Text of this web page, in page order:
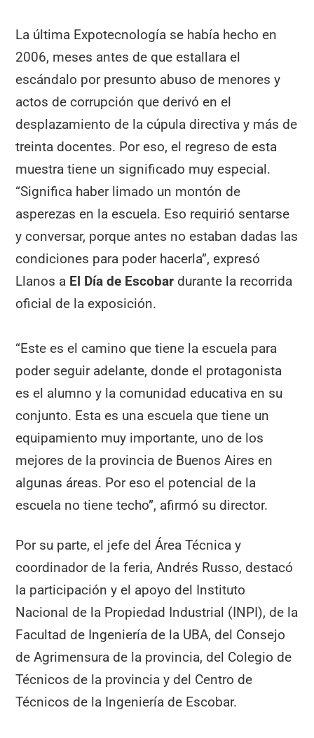
La última Expotecnología se había hecho en
2006, meses antes de que estallara el
escándalo por presunto abuso de menores y
actos de corrupción que derivó en el
desplazamiento de la cúpula directiva y más de
treinta docentes. Por eso, el regreso de esta
muestra tiene un significado muy especial.
“Significa haber limado un montón de
asperezas en la escuela. Eso requirió sentarse
y conversar, porque antes no estaban dadas las
condiciones para poder hacerla”, expresó
Llanos a El Día de Escobar durante la recorrida
oficial de la exposición.
“Este es el camino que tiene la escuela para
poder seguir adelante, donde el protagonista
es el alumno y la comunidad educativa en su
conjunto. Esta es una escuela que tiene un
equipamiento muy importante, uno de los
mejores de la provincia de Buenos Aires en
algunas áreas. Por eso el potencial de la
escuela no tiene techo”, afirmó su director.
Por su parte, el jefe del Área Técnica y
coordinador de la feria, Andrés Russo, destacó
la participación y el apoyo del Instituto
Nacional de la Propiedad Industrial (INPI), de la
Facultad de Ingeniería de la UBA, del Consejo
de Agrimensura de la provincia, del Colegio de
Técnicos de la provincia y del Centro de
Técnicos de la Ingeniería de Escobar.